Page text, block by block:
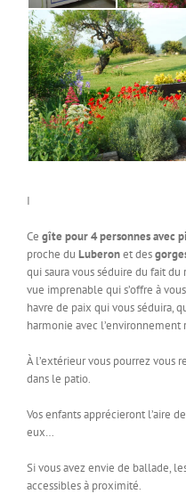
I
Ce gîte pour 4 personnes avec
proche du Luberonet des
qui saura vous séduire du fait
vue imprenable qui s’offre à
havre de paix qui vous séduira,
harmonie avec
À l’extérieur vous pourrez vous
dans le patio.
Vos enfants apprécieront l’aire
eux…
Si vous avez envie de ballade,
accessibles à proximité.